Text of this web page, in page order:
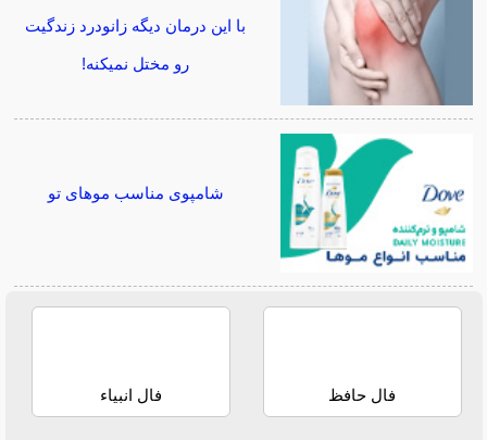
با این درمان دیگه زانودرد زندگیت
رو مختل نمیکنه!
شامپوی مناسب موهای تو
فال حافظ فال انبیاء